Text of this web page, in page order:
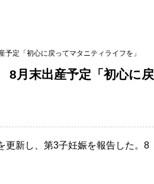
定「初心に戻ってマタニティライフを」
月末出産予定「初心に戻
更新し、第3子妊娠を報告した。8